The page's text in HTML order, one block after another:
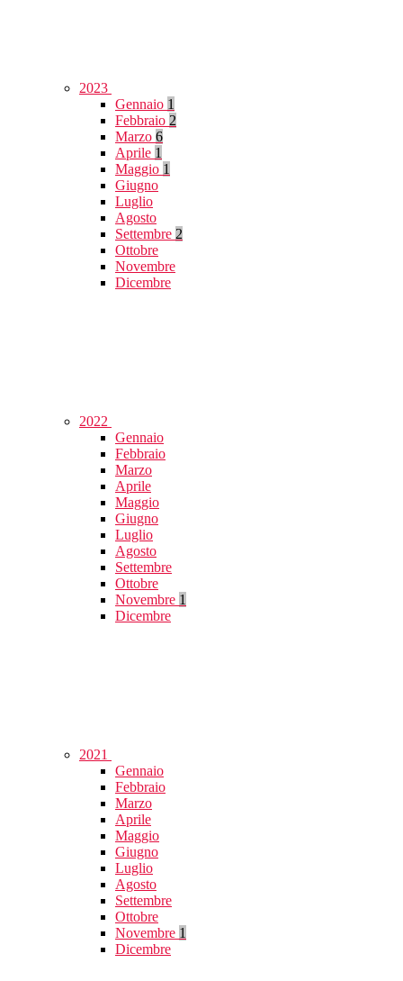
2023
Gennaio 1
Febbraio 2
Marzo 6
Aprile 1
Maggio 1
Giugno
Luglio
Agosto
Settembre 2
Ottobre
Novembre
Dicembre
2022
Gennaio
Febbraio
Marzo
Aprile
Maggio
Giugno
Luglio
Agosto
Settembre
Ottobre
Novembre 1
Dicembre
2021
Gennaio
Febbraio
Marzo
Aprile
Maggio
Giugno
Luglio
Agosto
Settembre
Ottobre
Novembre 1
Dicembre